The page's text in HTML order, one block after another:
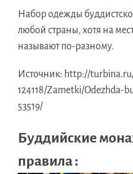
Набор одежды
любой страны, хотя на
называют по-разному.
Источник: http://
124118/Zametki/Odezhda-
53519/
Буддийские
правила :